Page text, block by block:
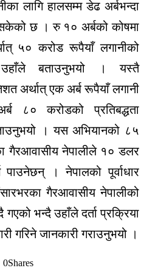
लागि हालसम्म डेढ अर्बभन्दा
छ । रु १० अर्बको कोषमा
५० करोड रूपैयाँ लगानीको
उहाँले बताउनुभयो । यस्तै
अर्थात् एक अर्ब रूपैयाँ लगानी
८० करोडको प्रतिबद्धता
। यस अभियानको ८५
गैरआवासीय नेपालीले १० डलर
पाउनेछन् । नेपालको पूर्वाधार
गैरआवासीय नेपालीको
गएको भन्दै उहाँले दर्ता प्रक्रिया
गरिने जानकारी गराउनुभयो ।
0Shares